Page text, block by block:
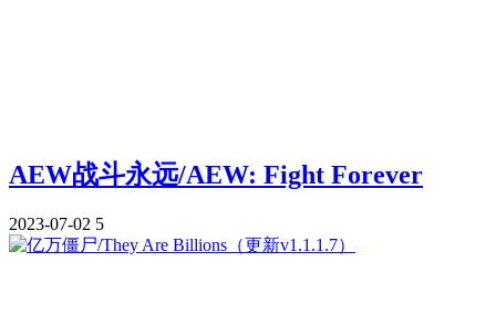
AEW战斗永远/AEW: Fight Forever
2023-07-02 5